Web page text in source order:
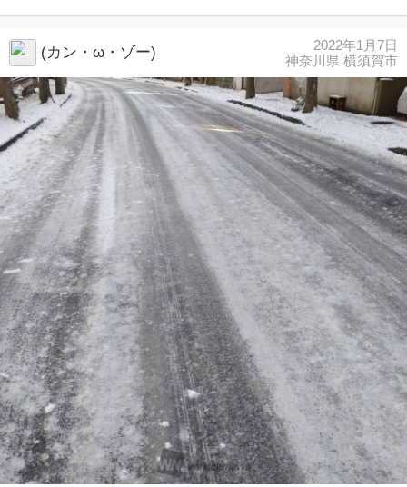
(カン・ω・ゾー)
2022年1月7日
神奈川県 横須賀市